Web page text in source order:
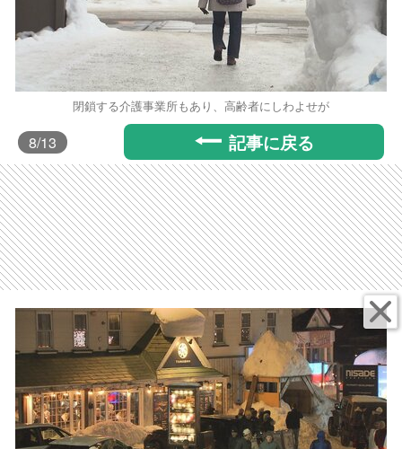
閉鎖する介護事業所もあり、高齢者にしわよせが
8/13 記事に戻る